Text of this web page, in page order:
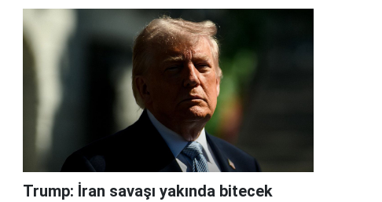
Trump: İran savaşı yakında bitecek